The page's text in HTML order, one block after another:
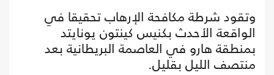
وتقود شرطة مكافحة الإرهاب تحقيقا في
‌الواقعة الأحدث بكنيس كينتون يونايتد
بمنطقة هارو في العاصمة البريطانية بعد
منتصف الليل بقليل.